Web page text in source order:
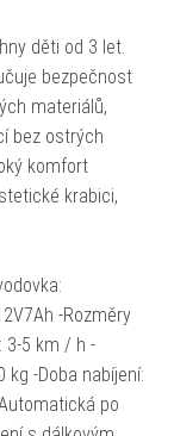
děti od 3 let.
bezpečnost
materiálů,
bez ostrých
komfort
krabici,
-Rozměry
3-5 km / h -
-Doba nabíjení:
po